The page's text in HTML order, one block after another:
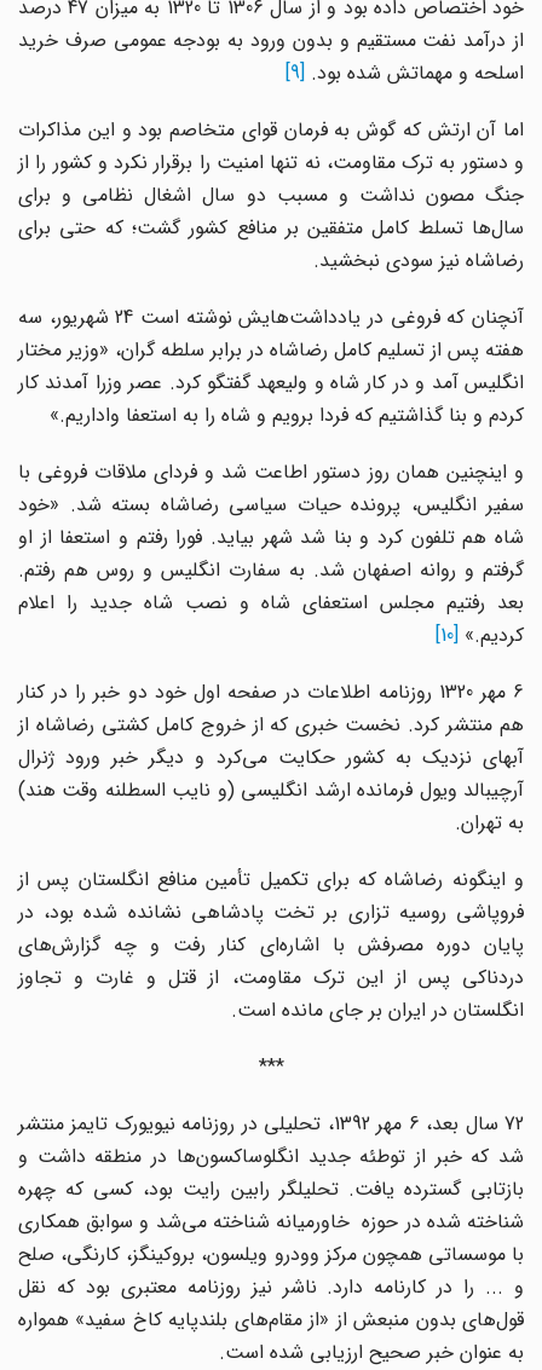
خود اختصاص داده بود و از سال 1306 تا 1320 به میزان 47 درصد
از درآمد نفت مستقیم و بدون ورود به بودجه عمومی صرف خرید
اسلحه و مهماتش شده بود.[9]
اما آن ارتش که گوش به فرمان قوای متخاصم بود و این مذاکرات
و دستور به ترک مقاومت، نه تنها امنیت را برقرار نکرد و کشور را از
جنگ مصون نداشت و مسبب دو سال اشغال نظامی و برای
سال‌ها تسلط کامل متفقین بر منافع کشور گشت؛ که حتی برای
رضاشاه نیز سودی نبخشید.
آنچنان که فروغی در یادداشت‌هایش نوشته است 24 شهریور، سه
هفته پس از تسلیم کامل رضاشاه در برابر سلطه گران، «وزیر مختار
انگلیس آمد و در کار شاه و ولیعهد گفتگو کرد. عصر وزرا آمدند کار
کردم و بنا گذاشتیم که فردا برویم و شاه را به استعفا واداریم.»
و اینچنین همان روز دستور اطاعت شد و فردای ملاقات فروغی با
سفیر انگلیس، پرونده حیات سیاسی رضاشاه بسته شد. «خود
شاه هم تلفون کرد و بنا شد شهر بیاید. فورا رفتم و استعفا از او
گرفتم و روانه اصفهان شد. به سفارت انگلیس و روس هم رفتم.
بعد رفتیم مجلس استعفای شاه و نصب شاه جدید را اعلام
کردیم.»[10]
6 مهر 1320 روزنامه اطلاعات در صفحه اول خود دو خبر را در کنار
هم منتشر کرد. نخست خبری که از خروج کامل کشتی رضاشاه از
آبهای نزدیک به کشور حکایت می‌کرد و دیگر خبر ورود ژنرال
آرچیبالد ویول فرمانده ارشد انگلیسی (و نایب السطلنه وقت هند)
به تهران.
و اینگونه رضاشاه که برای تکمیل تأمین منافع انگلستان پس از
فروپاشی روسیه تزاری بر تخت پادشاهی نشانده شده بود، در
پایان دوره مصرفش با اشاره‌ای کنار رفت و چه گزارش‌های
دردناکی پس از این ترک مقاومت، از قتل و غارت و تجاوز
انگلستان در ایران بر جای مانده است.
***
72 سال بعد، 6 مهر 1392، تحلیلی در روزنامه نیویورک تایمز منتشر
شد که خبر از توطئه جدید انگلوساکسون‌ها در منطقه داشت و
بازتابی گسترده یافت. تحلیلگر رابین رایت بود، کسی که چهره
شناخته شده در حوزه خاورمیانه شناخته می‌شد و سوابق همکاری
با موسساتی همچون مرکز وودرو ویلسون، بروکینگز، کارنگی، صلح
و ... را در کارنامه دارد. ناشر نیز روزنامه معتبری بود که نقل
قول‌های بدون منبعش از «از مقام‌های بلندپایه کاخ سفید» همواره
به عنوان خبر صحیح ارزیابی شده است.